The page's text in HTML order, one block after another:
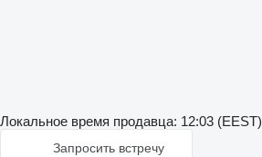
Локальное время продавца: 12:03 (EEST)
Запросить встречу